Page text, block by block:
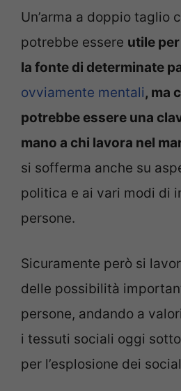
Un’arma a doppio taglio
potrebbe essere utile
la fonte di determinate
ovviamente mentali, ma
potrebbe essere una
mano a chi lavora nel
si sofferma anche su
politica e ai vari modi di
persone.
Sicuramente però si
delle possibilità
persone, andando a
i tessuti sociali oggi
per l’esplosione dei